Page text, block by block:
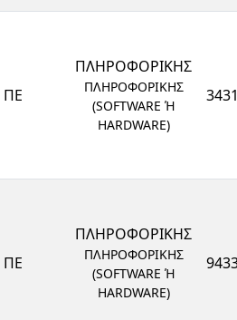
ΠΕ
ΠΛΗΡΟΦΟΡΙΚΗΣ
ΠΛΗΡΟΦΟΡΙΚΗΣ
(SOFTWARE Ή
HARDWARE)
ΠΕ
ΠΛΗΡΟΦΟΡΙΚΗΣ
ΠΛΗΡΟΦΟΡΙΚΗΣ
(SOFTWARE Ή
HARDWARE)